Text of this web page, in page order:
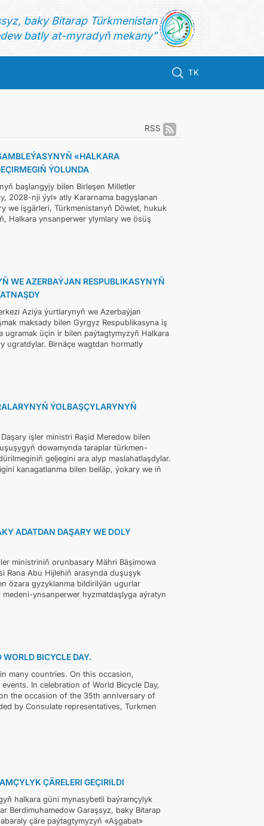
baky Bitarap Türkmenistan
batly at-myradyň mekany"
TK
RSS
«HALKARA
ÝOLUNDA
başlangyjy bilen Birleşen Milletler
2028-nji ýyl» atly Kararnama bagyşlanan
we işgärleri, Türkmenistanyň Döwlet, hukuk
Halkara ynsanperwer ylymlary we ösüş
WE AZERBAÝJAN RESPUBLIKASYNYŇ
Aziýa ýurtlarynyň we Azerbaýjan
maksady bilen Gyrgyz Respublikasyna iş
ugramak üçin ir bilen paýtagtymyzyň Halkara
ugratdylar. Birnäçe wagtdan hormatly
ÝOLBAŞÇYLARYNYŇ
işler ministri Raşid Meredow bilen
dowamynda taraplar türkmen-
geljegini ara alyp maslahatlaşdylar.
kanagatlanma bilen belläp, ýokary we iň
ADATDAN DAŞARY WE DOLY
ministriniň orunbasary Mähri Bäşimowa
Rana Abu Hijlehiň arasynda duşuşyk
özara gyzyklanma bildirilýän ugurlar
ynsanperwer hyzmatdaşlyga aýratyn
BICYCLE DAY.
many countries. On this occasion,
In celebration of World Bicycle Day,
the occasion of the 35th anniversary of
by Consulate representatives, Turkmen
ÇÄRELERI GEÇIRILDI
halkara güni mynasybetli baýramçylyk
Berdimuhamedow Garaşsyz, baky Bitarap
çäre paýtagtymyzyň «Aşgabat»